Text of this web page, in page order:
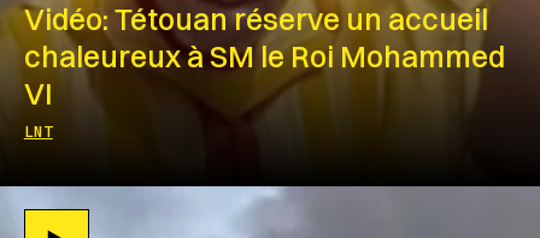
Vidéo: Tétouan réserve un accueil
chaleureux à SM le Roi Mohammed
VI
LNT